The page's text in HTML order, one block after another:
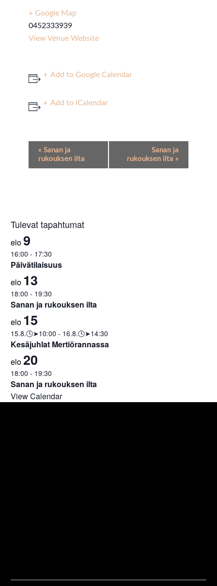
+ Google Map
0452333939
View Venue Website
Add to Google Calendar
Add to iCalendar
Event
Navigation
« Sanan ja
rukouksen ilta
Sanan ja
rukouksen ilta »
Tulevat tapahtumat
elo9
16:00 - 17:30
Päivätilaisuus
elo 13
18:00 - 19:30
Sanan ja rukouksen ilta
elo 15
15.8.🕓➤10:00 - 16.8.🕓➤14:30
Kesäjuhlat Mertiörannassa
elo20
18:00 - 19:30
Sanan ja rukouksen ilta
View Calendar